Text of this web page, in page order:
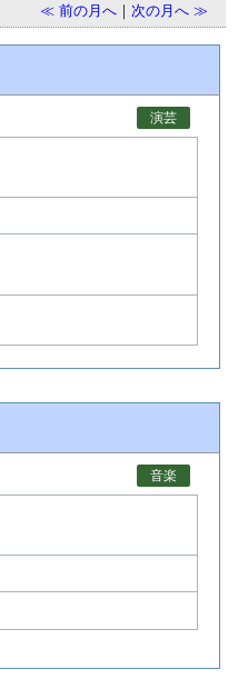
≪ 前の月へ ｜ 次の月へ ≫
演芸
音楽